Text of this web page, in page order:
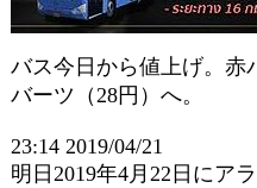
バス今日から値上げ。赤
バーツ（28円）へ。
23:14 2019/04/21
明日2019年4月22日にア